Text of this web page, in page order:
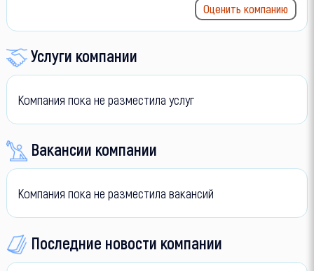
Оценить компанию
Услуги компании
Компания пока не разместила услуг
Вакансии компании
Компания пока не разместила вакансий
Последние новости компании